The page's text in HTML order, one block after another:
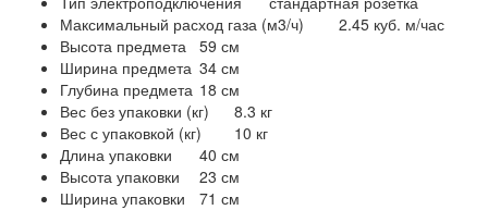
Максимальный расход газа (м3/ч)
2.45 куб. м/час
Высота предмета 59 см
Ширина предмета 34 см
Глубина предмета 18 см
Вес без упаковки (кг)
8.3 кг
Вес с упаковкой (кг)
10 кг
Длина упаковки
40 см
Высота упаковки
23 см
Ширина упаковки
71 см